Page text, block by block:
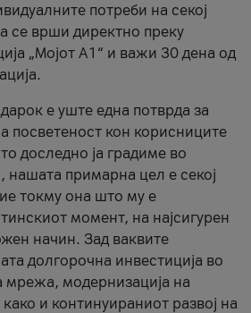
потреби на секој
се врши директно преку
„Мојот А1“ и важи 30 дена од
е уште една потврда за
посветеност кон корисниците
доследно ја градиме во
нашата примарна цел е секој
токму она што му е
момент, на најсигурен
начин. Зад ваквите
долгорочна инвестиција во
мрежа, модернизација на
и континуираниот развој на